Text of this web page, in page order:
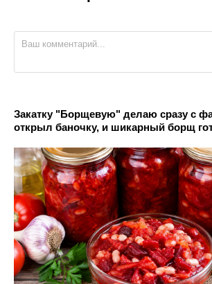
Закатку "Борщевую" делаю сразу с
открыл баночку, и шикарный борщ